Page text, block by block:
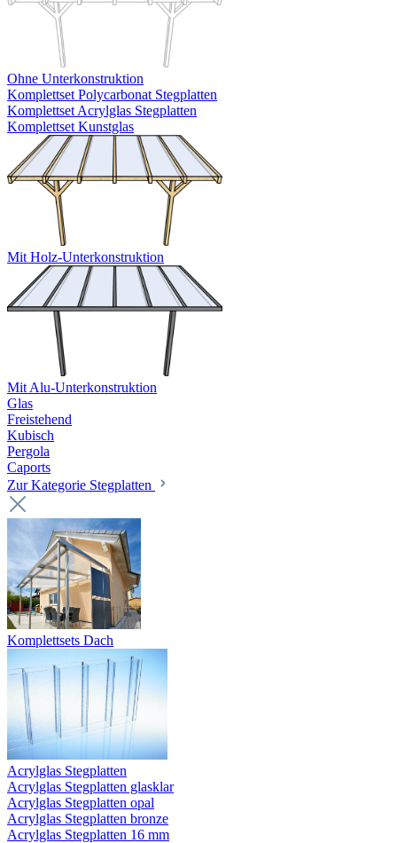
Ohne Unterkonstruktion
Komplettset Polycarbonat Stegplatten
Komplettset Acrylglas Stegplatten
Komplettset Kunstglas
Mit Holz-Unterkonstruktion
Mit Alu-Unterkonstruktion
Glas
Freistehend
Kubisch
Pergola
Caports
Zur Kategorie Stegplatten
Komplettsets Dach
Acrylglas Stegplatten
Acrylglas Stegplatten glasklar
Acrylglas Stegplatten opal
Acrylglas Stegplatten bronze
Acrylglas Stegplatten 16 mm